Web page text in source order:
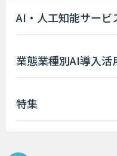
ソフ
AI・人工知能サービ
業態業種別AI導入活
特集